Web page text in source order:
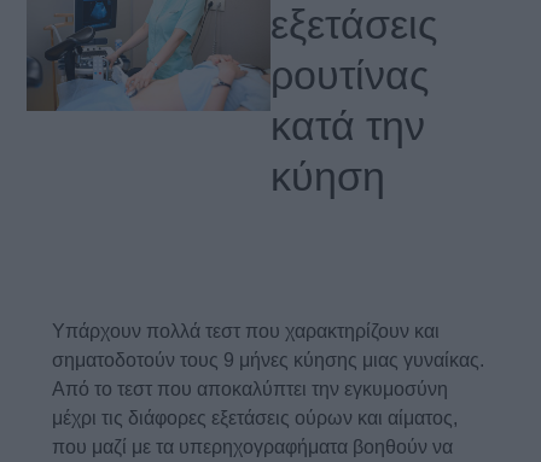
εξετάσεις
ρουτίνας
κατά την
κύηση
Υπάρχουν πολλά τεστ που χαρακτηρίζουν και
σηματοδοτούν τους 9 μήνες κύησης μιας γυναίκας.
Από το τεστ που αποκαλύπτει την εγκυμοσύνη
μέχρι τις διάφορες εξετάσεις ούρων και αίματος,
που μαζί με τα υπερηχογραφήματα βοηθούν να